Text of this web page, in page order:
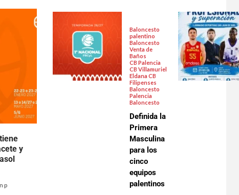
y
p
Baloncesto
palentino
Baloncesto
Venta de
Baños
CB Palencia
CB Villamuriel
Eldana CB
Filipenses
Baloncesto
Palencia
Baloncesto
Definida la
Primera
Masculina
para los
cinco
equipos
palentinos